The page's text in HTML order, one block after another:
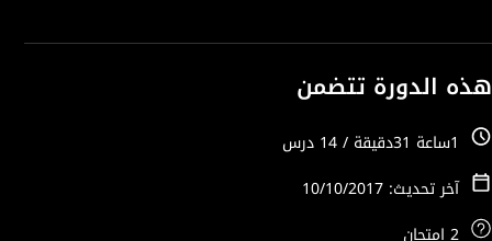
هذه الدورة تتضمن
آخر تحديث: 10/10/2017